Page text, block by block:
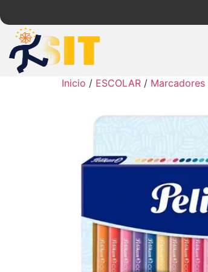
Inicio / ESCOLAR / Marcadores